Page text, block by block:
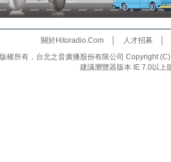
關於Hitoradio.Com│ 人才招募
版權所有，台北之音廣播股份有限公司 Copyright
建議瀏覽器版本 IE 7.0以上